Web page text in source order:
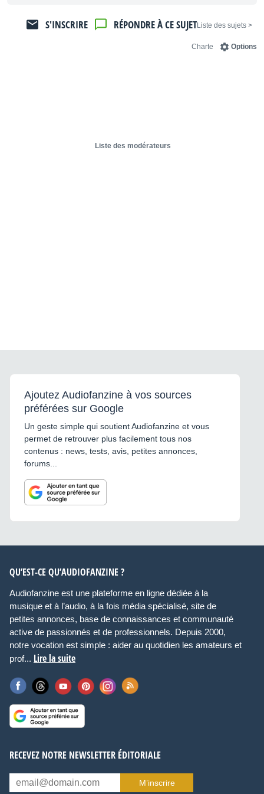
< Liste des sujets
RÉPONDRE À CE SUJET
S'INSCRIRE
Options
Charte
Liste des modérateurs
Ajoutez Audiofanzine à vos sources
préférées sur Google
Un geste simple qui soutient Audiofanzine et vous
permet de retrouver plus facilement tous nos
contenus : news, tests, avis, petites annonces,
forums...
QU’EST-CE QU’AUDIOFANZINE ?
Audiofanzine est une plateforme en ligne dédiée à la
musique et à l’audio, à la fois média spécialisé, site de
petites annonces, base de connaissances et communauté
active de passionnés et de professionnels. Depuis 2000,
notre vocation est simple : aider au quotidien les amateurs et
prof... Lire la suite
RECEVEZ NOTRE NEWSLETTER ÉDITORIALE
M’inscrire